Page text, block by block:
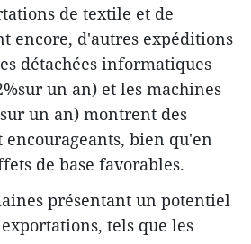
de textile et de
encore, d'autres expéditions
détachées informatiques
un an) et les machines
un an) montrent des
encourageants, bien qu'en
de base favorables.
présentant un potentiel
tels que les